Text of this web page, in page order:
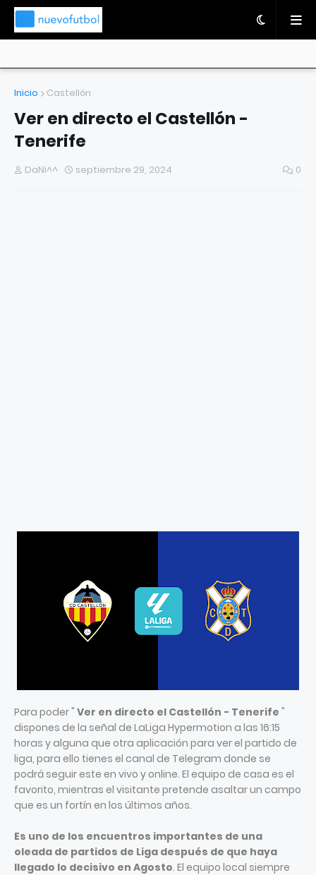
Inicio Castellón
Ver en directo el Castellón -
Tenerife
DaNi^^ septiembre 29, 2024 0
Para poder " Ver en directo el Castellón - Tenerife "
dispones de la señal de LaLiga Hypermotion a las 16:15
horas y alguna que otra aplicación para ver el partido de
liga, para ello tienes el canal de Telegram donde se
podrá seguir este en vivo y online. El equipo de casa es el
favorito, mientras el visitante pretende asaltar un campo
que es un fortín en los últimos años.
Es uno de los encuentros importantes de una
oleada de partidos de Liga después de que haya
llegado lo decisivo en Agosto. El equipo local siempre